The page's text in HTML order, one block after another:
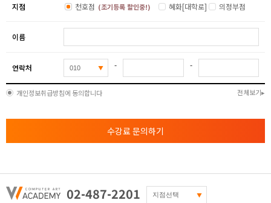
지점 천호점 (조기등록 할인중!) 혜화[대학로] 의정부점
이름
연락처 - -
개인정보취급방침에 동의합니다 전체보기
수강료 문의하기
02-487-2201